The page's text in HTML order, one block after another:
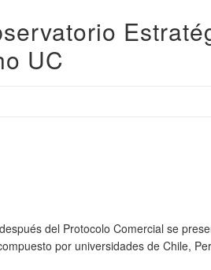
UC
del Protocolo Comercial se
por universidades de Chile,